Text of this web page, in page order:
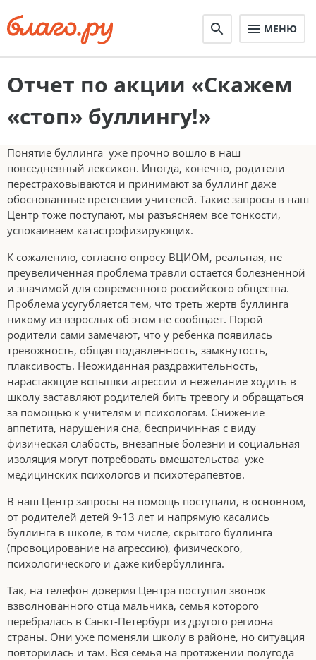
МЕНЮ
Отчет по акции «Скажем
«стоп» буллингу!»
Понятие буллинга уже прочно вошло в наш
повседневный лексикон. Иногда, конечно, родители
перестраховываются и принимают за буллинг даже
обоснованные претензии учителей. Такие запросы в наш
Центр тоже поступают, мы разъясняем все тонкости,
успокаиваем катастрофизирующих.
К сожалению, согласно опросу ВЦИОМ, реальная, не
преувеличенная проблема травли остается болезненной
и значимой для современного российского общества.
Проблема усугубляется тем, что треть жертв буллинга
никому из взрослых об этом не сообщает. Порой
родители сами замечают, что у ребенка появилась
тревожность, общая подавленность, замкнутость,
плаксивость. Неожиданная раздражительность,
нарастающие вспышки агрессии и нежелание ходить в
школу заставляют родителей бить тревогу и обращаться
за помощью к учителям и психологам. Снижение
аппетита, нарушения сна, беспричинная с виду
физическая слабость, внезапные болезни и социальная
изоляция могут потребовать вмешательства уже
медицинских психологов и психотерапевтов.
В наш Центр запросы на помощь поступали, в основном,
от родителей детей 9-13 лет и напрямую касались
буллинга в школе, в том числе, скрытого буллинга
(провоцирование на агрессию), физического,
психологического и даже кибербуллинга.
Так, на телефон доверия Центра поступил звонок
взволнованного отца мальчика, семья которого
перебралась в Санкт-Петербург из другого региона
страны. Они уже поменяли школу в районе, но ситуация
повторилась и там. Вся семья на протяжении полугода